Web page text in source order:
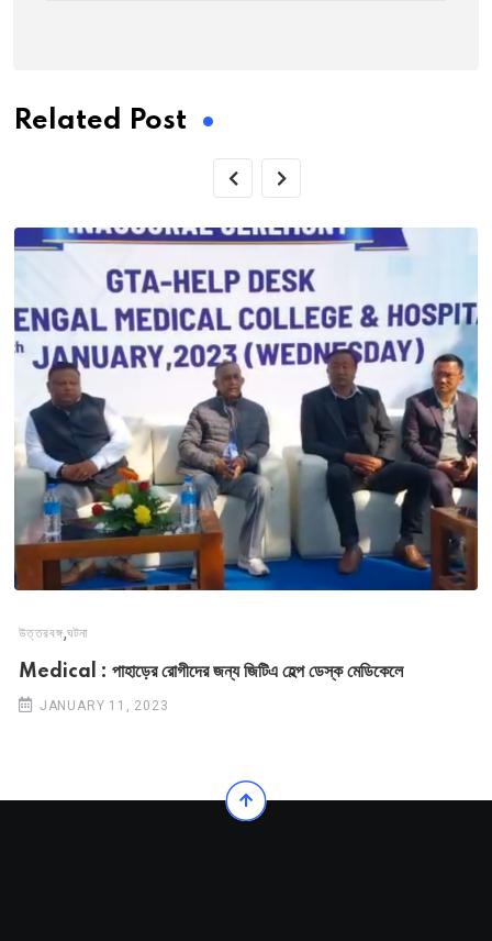
Related Post
উত্তরবঙ্গ,ঘটনা
Medical : পাহাড়ের রোগীদের জন্য জিটিএ হেল্প ডেস্ক মেডিকেলে
JANUARY 11, 2023